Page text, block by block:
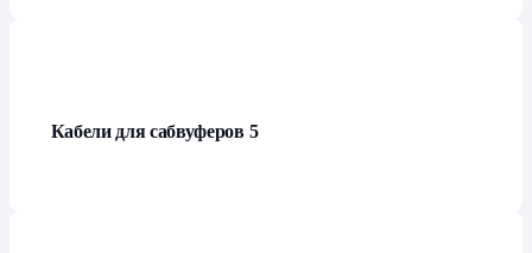
Кабели для сабвуферов 5